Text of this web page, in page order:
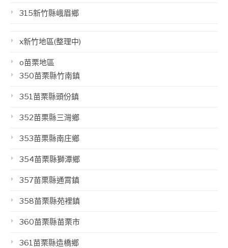
315新竹縣峨眉鄉
x新竹地區(整理中)
o苗栗地區
350苗栗縣竹南鎮
351苗栗縣頭份鎮
352苗栗縣三灣鄉
353苗栗縣南庄鄉
354苗栗縣獅潭鄉
357苗栗縣通霄鎮
358苗栗縣苑裡鎮
360苗栗縣苗栗市
361苗栗縣造橋鄉